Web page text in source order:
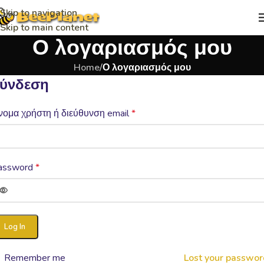
Skip to navigation
Skip to main content
Ο λογαριασμός μου
Home/Ο λογαριασμός μου
χρήστη ή διεύθυνση email*
*
Log In
Lost your
Remember me